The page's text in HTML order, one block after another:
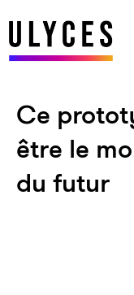
Ce
être le
du futur